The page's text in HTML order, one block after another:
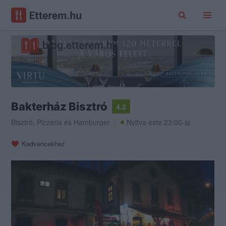
Bakterház Bisztró
4.2
Bisztró, Pizzéria és Hamburger Nyitva este 23:00-ig
Kedvencekhez